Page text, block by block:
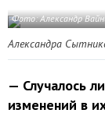
Фото: Александр
Александра
— Случалось
изменений в